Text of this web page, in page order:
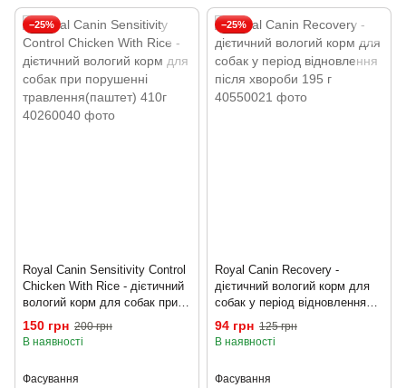
−25%
Royal Canin Sensitivity Control
Chicken With Rice - дієтичний
вологий корм для собак при
порушенні травлення(паштет)
410г
150 грн 200 грн
В наявності
Фасування
−25%
Royal Canin Recovery -
дієтичний вологий корм для
собак у період відновлення
після хвороби 195 г
94 грн 125 грн
В наявності
Фасування